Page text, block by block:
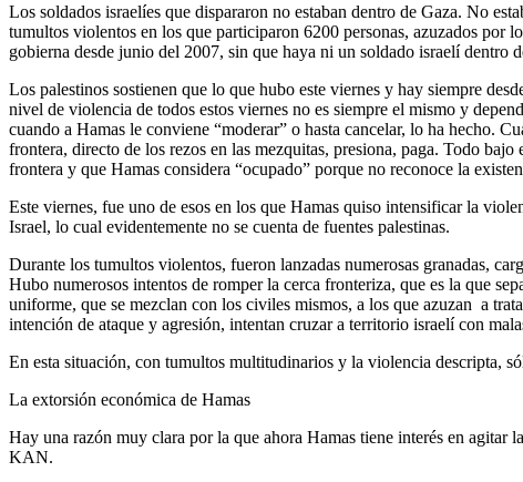
Los soldados israelíes que dispararon no estaban dentro de Gaza. No
tumultos violentos en los que participaron 6200 personas, azuzados por
gobierna desde junio del 2007, sin que haya ni un soldado israelí dentro
Los palestinos sostienen que lo que hubo este viernes y hay siempre
nivel de violencia de todos estos viernes no es siempre el mismo y
cuando a Hamas le conviene “moderar” o hasta cancelar, lo ha hecho.
frontera, directo de los rezos en las mezquitas, presiona, paga. Todo
frontera y que Hamas considera “ocupado” porque no reconoce la
Este viernes, fue uno de esos en los que Hamas quiso intensificar la
Israel, lo cual evidentemente no se cuenta de fuentes palestinas.
Durante los tumultos violentos, fueron lanzadas numerosas granadas,
Hubo numerosos intentos de romper la cerca fronteriza, que es la que
uniforme, que se mezclan con los civiles mismos, a los que azuzan a
intención de ataque y agresión, intentan cruzar a territorio israelí con
En esta situación, con tumultos multitudinarios y la violencia descripta,
La extorsión económica de Hamas
Hay una razón muy clara por la que ahora Hamas tiene interés en agitar
KAN.